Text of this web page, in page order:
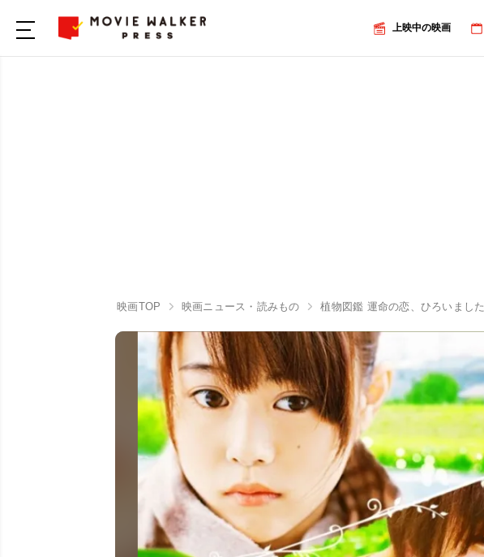
上映中の映画
映画TOP 映画ニュース・読みもの 植物図鑑 運命の恋、ひろいました